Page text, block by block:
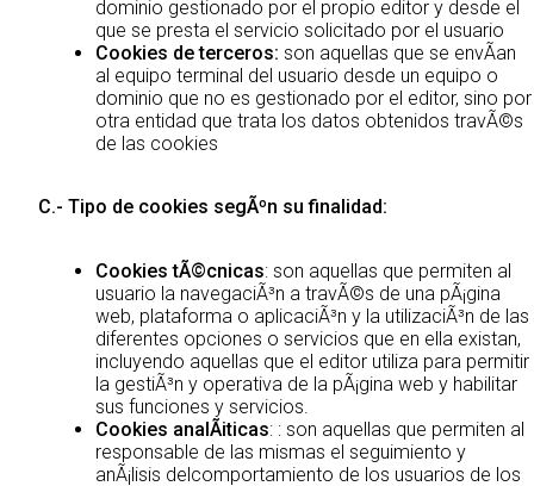
dominio gestionado por el propio editor y desde el
que se presta el servicio solicitado por el usuario
Cookies de terceros: son aquellas que se envÃ­an
al equipo terminal del usuario desde un equipo o
dominio que no es gestionado por el editor, sino por
otra entidad que trata los datos obtenidos travÃ©s
de las cookies
C.- Tipo de cookies segÃºn su finalidad:
Cookies tÃ©cnicas: son aquellas que permiten al
usuario la navegaciÃ³n a travÃ©s de una pÃ¡gina
web, plataforma o aplicaciÃ³n y la utilizaciÃ³n de las
diferentes opciones o servicios que en ella existan,
incluyendo aquellas que el editor utiliza para permitir
la gestiÃ³n y operativa de la pÃ¡gina web y habilitar
sus funciones y servicios.
Cookies analÃ­iticas: : son aquellas que permiten al
responsable de las mismas el seguimiento y
anÃ¡lisis delcomportamiento de los usuarios de los